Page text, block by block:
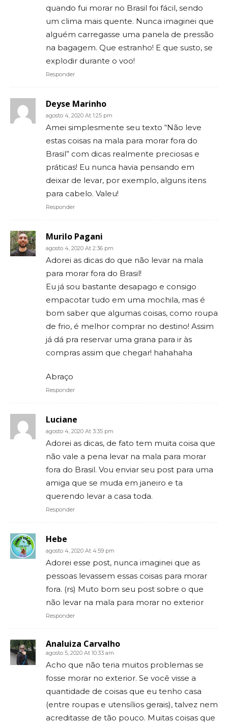
quando fui morar no Brasil foi fácil, sendo
um clima mais quente. Nunca imaginei que
alguém carregasse uma panela de pressão
na bagagem. Que estranho! E que susto, se
explodir durante o voo!
Responder
Deyse Marinho
agosto 4, 2020 At 1:25 pm
Amei simplesmente seu texto “Não leve
estas coisas na mala para morar fora do
Brasil” com dicas realmente preciosas e
práticas! Eu nunca havia pensando em
deixar de levar, por exemplo, alguns itens
para cabelo. Valeu!
Responder
Murilo Pagani
agosto 4, 2020 At 2:36 pm
Adorei as dicas do que não levar na mala
para morar fora do Brasil!
Eu já sou bastante desapago e consigo
empacotar tudo em uma mochila, mas é
bom saber que algumas coisas, como roupa
de frio, é melhor comprar no destino! Assim
já dá pra reservar uma grana para ir às
compras assim que chegar! hahahaha
Abraço
Responder
Luciane
agosto 4, 2020 At 3:35 pm
Adorei as dicas, de fato tem muita coisa que
não vale a pena levar na mala para morar
fora do Brasil. Vou enviar seu post para uma
amiga que se muda em janeiro e ta
querendo levar a casa toda.
Responder
Hebe
agosto 4, 2020 At 4:59 pm
Adorei esse post, nunca imaginei que as
pessoas levassem essas coisas para morar
fora. (rs) Muto bom seu post sobre o que
não levar na mala para morar no exterior
Responder
Analuiza Carvalho
agosto 5, 2020 At 10:33 am
Acho que não teria muitos problemas se
fosse morar no exterior. Se você visse a
quantidade de coisas que eu tenho casa
(entre roupas e utensílios gerais), talvez nem
acreditasse de tão pouco. Muitas coisas que